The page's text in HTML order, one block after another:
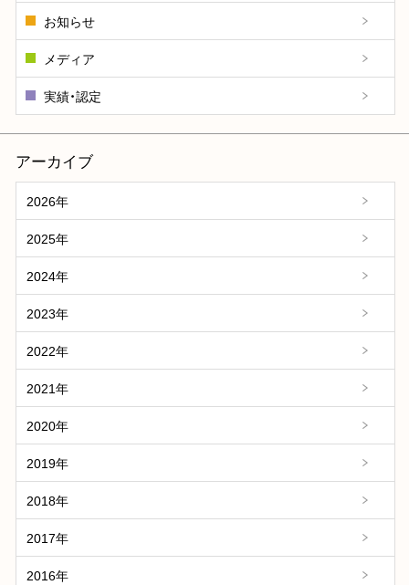
お知らせ
メディア
実績・認定
アーカイブ
2026年
2025年
2024年
2023年
2022年
2021年
2020年
2019年
2018年
2017年
2016年